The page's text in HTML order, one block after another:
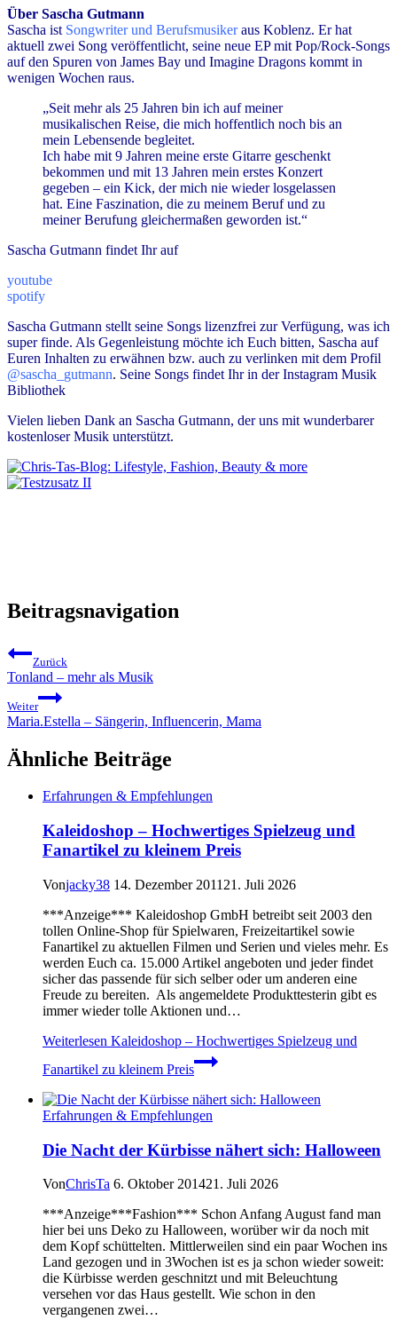
Über Sascha Gutmann
Sascha ist Songwriter und Berufsmusikeraus Koblenz. Er hat
aktuell zwei Song veröffentlicht, seine neue EP mit Pop/Rock-Songs
auf den Spuren von James Bay und Imagine Dragons kommt in
wenigen Wochen raus.
„Seit mehr als 25 Jahren bin ich auf meiner
musikalischen Reise, die mich hoffentlich noch bis an
mein Lebensende begleitet.
Ich habe mit 9 Jahren meine erste Gitarre geschenkt
bekommen und mit 13 Jahren mein erstes Konzert
gegeben – ein Kick, der mich nie wieder losgelassen
hat. Eine Faszination, die zu meinem Beruf und zu
meiner Berufung gleichermaßen geworden ist.“
Sascha Gutmann findet Ihr auf
youtube
spotify
Sascha Gutmann stellt seine Songs lizenzfrei zur Verfügung, was ich
super finde. Als Gegenleistung möchte ich Euch bitten, Sascha auf
Euren Inhalten zu erwähnen bzw. auch zu verlinken mit dem Profil
@sascha_gutmann. Seine Songs findet Ihr in der Instagram Musik
Bibliothek
Vielen lieben Dank an Sascha Gutmann, der uns mit wunderbarer
kostenloser Musik unterstützt.
Beitragsnavigation
Zurück
Tonland – mehr als Musik
Weiter
Maria.Estella – Sängerin, Influencerin, Mama
Ähnliche Beiträge
Erfahrungen & Empfehlungen
Kaleidoshop – Hochwertiges Spielzeug und
Fanartikel zu kleinem Preis
Vonjacky38 14. Dezember 2011 21. Juli 2026
***Anzeige*** Kaleidoshop GmbH betreibt seit 2003 den
tollen Online-Shop für Spielwaren, Freizeitartikel sowie
Fanartikel zu aktuellen Filmen und Serien und vieles mehr. Es
werden Euch ca. 15.000 Artikel angeboten und jeder findet
sicher das passende für sich selber oder um anderen eine
Freude zu bereiten. Als angemeldete Produkttesterin gibt es
immer wieder tolle Aktionen und…
Weiterlesen Kaleidoshop – Hochwertiges Spielzeug und
Fanartikel zu kleinem Preis
Erfahrungen & Empfehlungen
Die Nacht der Kürbisse nähert sich: Halloween
VonChrisTa 6. Oktober 201421. Juli 2026
***Anzeige***Fashion*** Schon Anfang August fand man
hier bei uns Deko zu Halloween, worüber wir da noch mit
dem Kopf schüttelten. Mittlerweilen sind ein paar Wochen ins
Land gezogen und in 3Wochen ist es ja schon wieder soweit:
die Kürbisse werden geschnitzt und mit Beleuchtung
versehen vor das Haus gestellt. Wie schon in den
vergangenen zwei…